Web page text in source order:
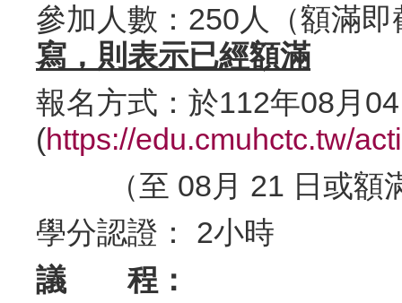
參加人數：250人（額滿
寫，則表示已經額滿
報名方式：於112年08月
(https://edu.cmuhctc.tw/
（至 08月 21 日或額滿
學分認證： 2小時
議 程：